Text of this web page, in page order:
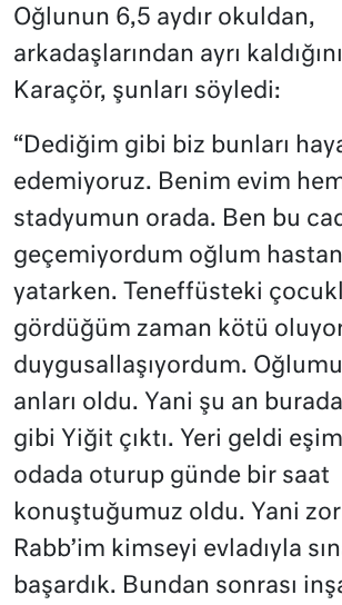
Oğlunun 6,5 aydır okuldan,
arkadaşlarından ayrı
Karaçör, şunları söyledi:
“Dediğim gibi biz bunları
edemiyoruz. Benim evim
stadyumun orada. Ben bu
geçemiyordum oğlum
yatarken. Teneffüsteki
gördüğüm zaman kötü
duygusallaşıyordum.
anları oldu. Yani şu an
gibi Yiğit çıktı. Yeri geldi
odada oturup günde bir saat
konuştuğumuz oldu. Yani
Rabb’im kimseyi evladıyla
başardık. Bundan sonrası